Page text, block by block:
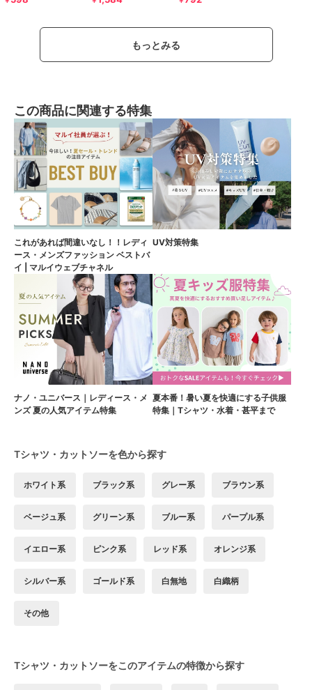
もっとみる
この商品に関連する特集
これがあれば間違いなし！！レディ
ース・メンズファッション ベストバ
イ | マルイウェブチャネル
UV対策特集
ナノ・ユニバース｜レディース・メ
ンズ 夏の人気アイテム特集
夏本番！暑い夏を快適にする子供服
特集｜Tシャツ・水着・甚平まで
Tシャツ・カットソーを色から探す
ホワイト系 ブラック系 グレー系 ブラウン系
ベージュ系 グリーン系 ブルー系 パープル系
イエロー系 ピンク系 レッド系 オレンジ系
シルバー系 ゴールド系 白無地 白織柄
その他
Tシャツ・カットソーをこのアイテムの特徴から探す